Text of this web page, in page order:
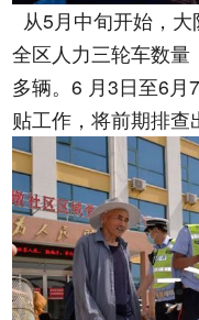
从5月中旬开始，
全区人力三轮车数量
多辆。6 月3日至6月
贴工作，将前期排